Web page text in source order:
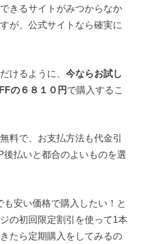
きるサイトがみつからなか
が、公式サイトなら確実に
けるように、今ならお試し
の６８１０円 で購入するこ
料で、お支払方法も代金引
払いと都合のよいものを選
安い価格で購入したい！と
の初回限定割引を使って1本
たら定期購入をしてみるの